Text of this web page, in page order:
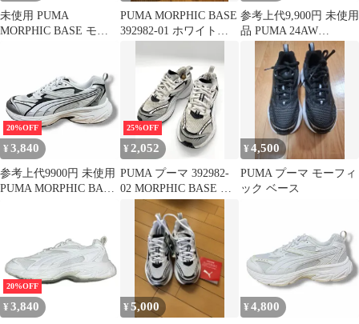
未使用 PUMA
MORPHIC BASE モー
ホワイト 28.5cm
（4774M）
PUMA MORPHIC BASE
392982-01 ホワイト
参考上代9,900円 未使用
品 PUMA 24AW
MORPHIC BASE モー
フィックベース スニー
カー シューズ 靴 プー
マ 392982-03 ブラック/
ホワイト
20%OFF
¥ 3,840
参考上代9900円 未使用
PUMA MORPHIC BASE
25%OFF
¥2,052
PUMA プーマ 392982-
02 MORPHIC BASE モ
ーフィック BASE スニ
ーカー size23.5/白 ■■レ
ディース
¥4,500
PUMA プーマ モーフィ
ック ベース
20%OFF
¥ 3,840 ¥5,000 ¥ 4,800